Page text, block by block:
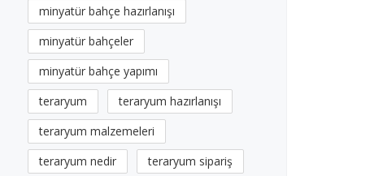
minyatür bahçe hazırlanışı
minyatür bahçeler
minyatür bahçe yapımı
teraryum
teraryum hazırlanışı
teraryum malzemeleri
teraryum nedir
teraryum sipariş